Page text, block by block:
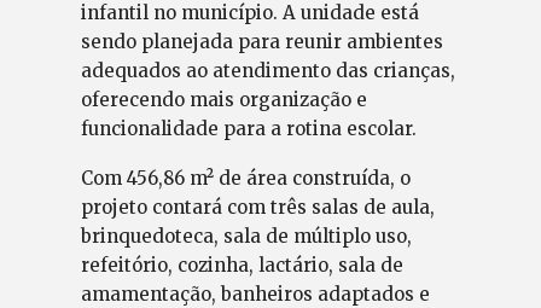
infantil no município. A unidade está
sendo planejada para reunir ambientes
adequados ao atendimento das crianças,
oferecendo mais organização e
funcionalidade para a rotina escolar.
Com 456,86 m² de área construída, o
projeto contará com três salas de aula,
brinquedoteca, sala de múltiplo uso,
refeitório, cozinha, lactário, sala de
amamentação, banheiros adaptados e